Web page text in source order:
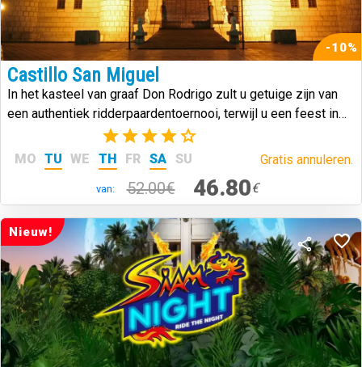
-10%
Castillo San Miguel
In het kasteel van graaf Don Rodrigo zult u getuige zijn van
een authentiek ridderpaardentoernooi, terwijl u een feest in
middeleeuwse stijl hebt.
(7)
MO TU WE TH FR SA SU Gratis annuleren.
van: 52.00€ 46.80€
Nieuw!